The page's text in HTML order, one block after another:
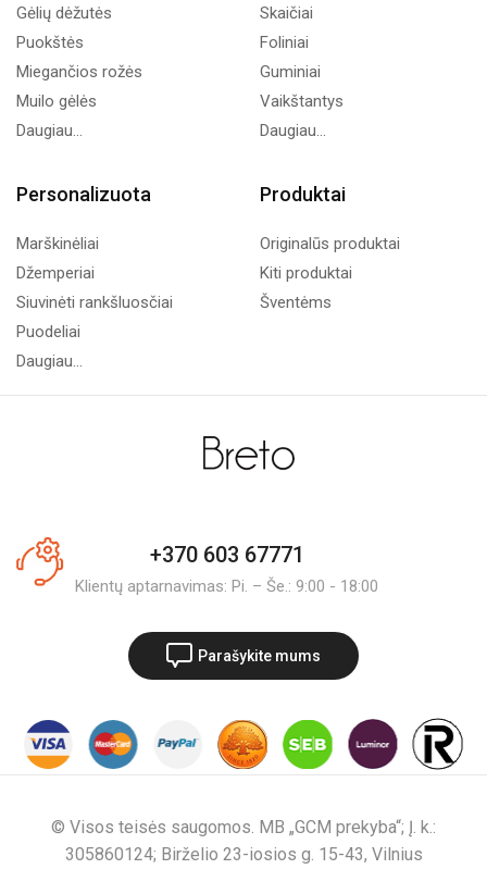
Gėlių dėžutės
Puokštės
Miegančios rožės
Muilo gėlės
Daugiau...
Skaičiai
Foliniai
Guminiai
Vaikštantys
Daugiau...
Personalizuota
Marškinėliai
Džemperiai
Siuvinėti rankšluosčiai
Puodeliai
Daugiau...
Produktai
Originalūs produktai
Kiti produktai
Šventėms
+370 603 67771
Klientų aptarnavimas: Pi. – Še.: 9:00 - 18:00
Parašykite mums
© Visos teisės saugomos. MB „GCM prekyba“; Į. k.:
305860124; Birželio 23-iosios g. 15-43, Vilnius